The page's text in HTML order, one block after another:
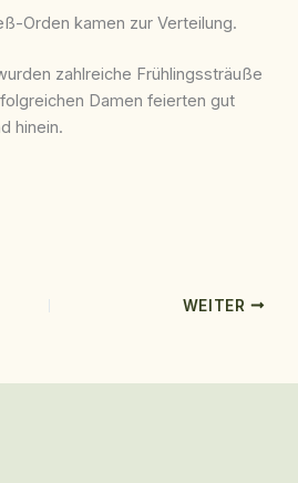
Orden kamen zur Verteilung.
zahlreiche Frühlingssträuße
Damen feierten gut
hinein.
WEITER